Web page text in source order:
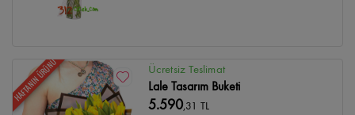
HAFTANIN ÜRÜNÜ Ücretsiz Teslimat
Lale Tasarım Buketi
5.590,31 TL